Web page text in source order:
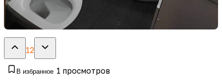
12
В избранное 1 просмотров